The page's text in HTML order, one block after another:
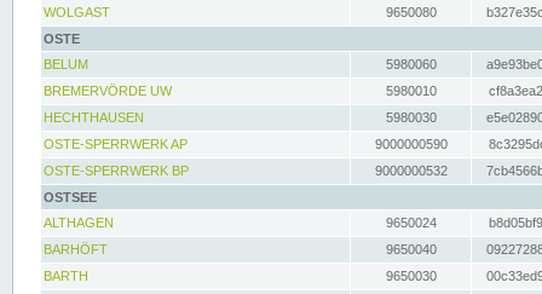
WOLGAST
9650080
OSTE
BELUM
5980060
BREMERVÖRDE UW
5980010
HECHTHAUSEN
5980030
OSTE-SPERRWERK AP
9000000590
OSTE-SPERRWERK BP
9000000532
OSTSEE
ALTHAGEN
9650024
BARHÖFT
9650040
BARTH
9650030